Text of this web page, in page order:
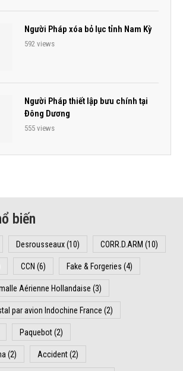
Người Pháp xóa bỏ lục tỉnh Nam Kỳ
592 views
Người Pháp thiết lập bưu chính tại
Đông Dương
555 views
biến
Desrousseaux(10) CORR.D.ARM (10)
CCN (6) Fake & Forgeries (4)
Aérienne Hollandaise (3)
par avion Indochine France (2)
Paquebot(2)
(2) Accident(2)